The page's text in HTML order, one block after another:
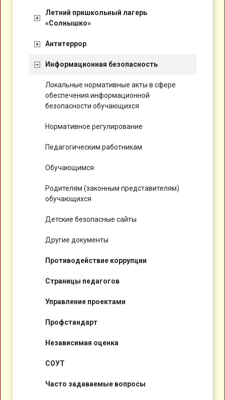
Летний пришкольный лагерь
«Солнышко»
Антитеррор
Информационная безопасность
Локальные нормативные акты в сфере
обеспечения информационной
безопасности обучающихся
Нормативное регулирование
Педагогическим работникам
Обучающимся
Родителям (законным представителям)
обучающихся
Детские безопасные сайты
Другие документы
Противодействие коррупции
Страницы педагогов
Управление проектами
Профстандарт
Независимая оценка
СОУТ
Часто задаваемые вопросы